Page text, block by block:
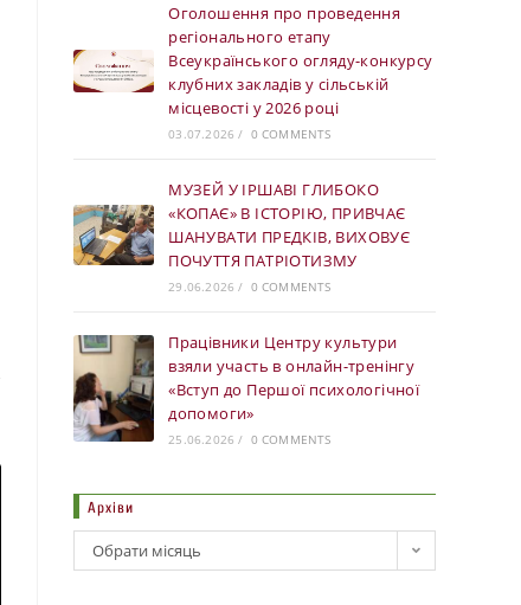
Оголошення про проведення
регіонального етапу
Всеукраїнського огляду-конкурсу
клубних закладів у сільській
місцевості у 2026 році
03.07.2026 / 0 COMMENTS
МУЗЕЙ У ІРШАВІ ГЛИБОКО
«КОПАЄ» В ІСТОРІЮ, ПРИВЧАЄ
ШАНУВАТИ ПРЕДКІВ, ВИХОВУЄ
ПОЧУТТЯ ПАТРІОТИЗМУ
29.06.2026 / 0 COMMENTS
Працівники Центру культури
взяли участь в онлайн-тренінгу
«Вступ до Першої психологічної
допомоги»
25.06.2026 / 0 COMMENTS
Архіви
Обрати місяць